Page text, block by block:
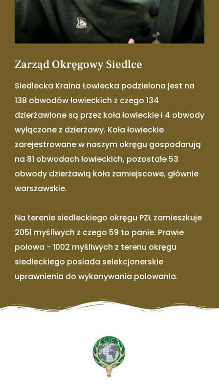
Zarząd Okręgowy Siedlce
Siedlecka Kraina Łowiecka podzielona jest na
138 obwodów łowieckich z czego 134
dzierżawione są przez koła łowieckie i 4 obwody
wyłączone z dzierżawy. Koła łowieckie
zarejestrowane w naszym okręgu gospodarują
na 81 obwodach łowieckich, pozostałe 53
obwody dzierżawią koła zamiejscowe, głównie
warszawskie.
Na terenie siedleckiego okręgu PZŁ zamieszkuje
2051 myśliwych z czego 59 to panie. Prawie
połowa - 1002 myśliwych z terenu okręgu
siedleckiego posiada selekcjonerskie
uprawnienia do wykonywania polowania.